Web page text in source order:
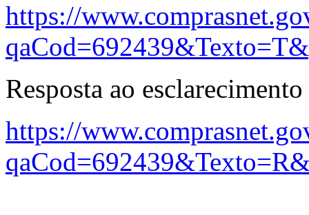
https://
Resposta ao
https://